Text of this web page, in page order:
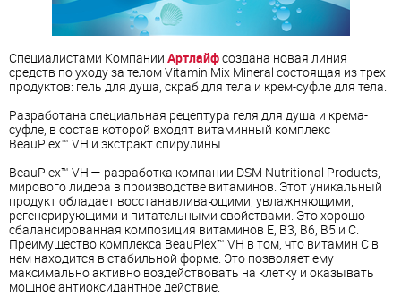
Специалистами Компании Артлайфсоздана новая линия
средств по уходу за телом Vitamin Mix Mineral состоящая из трех
продуктов: гель для душа, скраб для тела и крем-суфле для тела.
Разработана специальная рецептура геля для душа и крема-
суфле, в состав которой входят витаминный комплекс
BeauPlex™ VH и экстракт спирулины.
BeauPlex™ VH — разработка компании DSM Nutritional Products,
мирового лидера в производстве витаминов. Этот уникальный
продукт обладает восстанавливающими, увлажняющими,
регенерирующими и питательными свойствами. Это хорошо
сбалансированная композиция витаминов Е, В3, В6, В5 и С.
Преимущество комплекса BeauPlex™ VH в том, что витамин С в
нем находится в стабильной форме. Это позволяет ему
максимально активно воздействовать на клетку и оказывать
мощное антиоксидантное действие.